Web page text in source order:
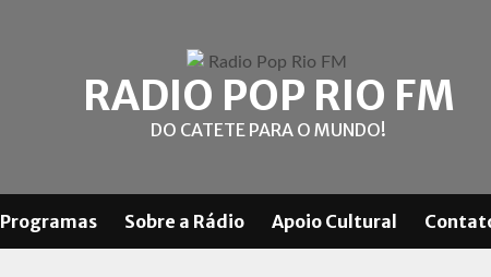
RADIO POP RIO FM
DO CATETE PARA O MUNDO!
Programas Sobre a Rádio Apoio Cultural